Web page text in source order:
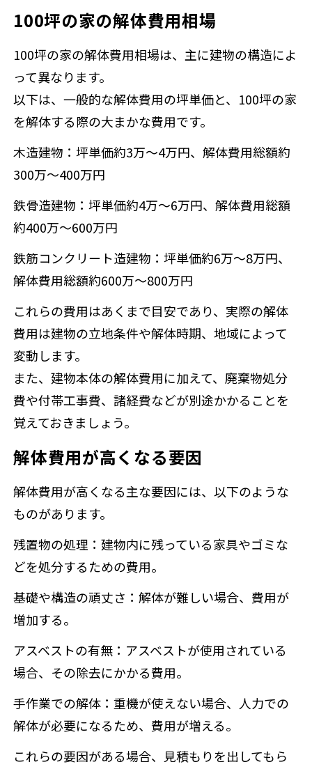
100坪の家の解体費用相場
100坪の家の解体費用相場は、主に建物の構造によ
って異なります。
以下は、一般的な解体費用の坪単価と、100坪の家
を解体する際の大まかな費用です。
木造建物：坪単価約3万～4万円、解体費用総額約
300万～400万円
鉄骨造建物：坪単価約4万～6万円、解体費用総額
約400万～600万円
鉄筋コンクリート造建物：坪単価約6万～8万円、
解体費用総額約600万～800万円
これらの費用はあくまで目安であり、実際の解体
費用は建物の立地条件や解体時期、地域によって
変動します。
また、建物本体の解体費用に加えて、廃棄物処分
費や付帯工事費、諸経費などが別途かかることを
覚えておきましょう。
解体費用が高くなる要因
解体費用が高くなる主な要因には、以下のような
ものがあります。
残置物の処理：建物内に残っている家具やゴミな
どを処分するための費用。
基礎や構造の頑丈さ：解体が難しい場合、費用が
増加する。
アスベストの有無：アスベストが使用されている
場合、その除去にかかる費用。
手作業での解体：重機が使えない場合、人力での
解体が必要になるため、費用が増える。
これらの要因がある場合、見積もりを出してもら